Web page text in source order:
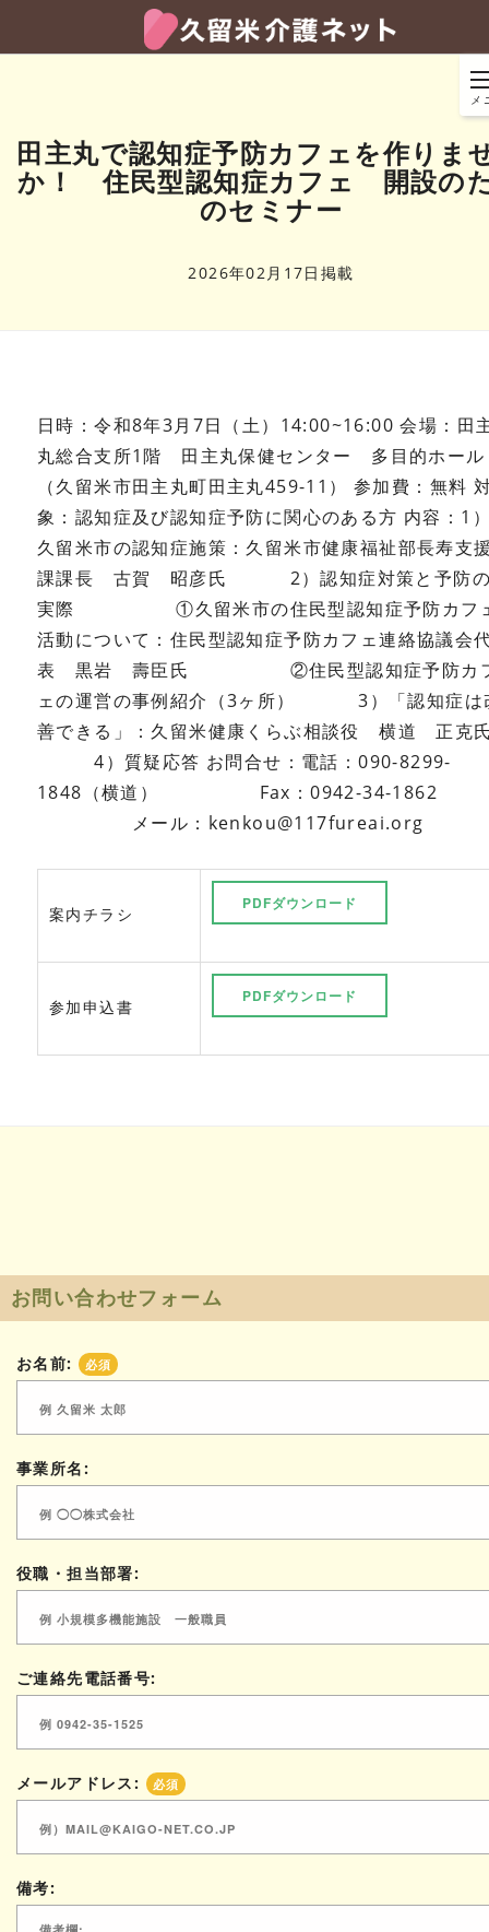
メ
田主丸で認知症予防カフェを作りま
か！ 住民型認知症カフェ 開設の
のセミナー
2026年02月17日掲載
日時：令和8年3月7日（土）14:00~16:00会場：田
丸総合支所1階 田主丸保健センター 多目的ホール
（久留米市田主丸町田主丸459-11） 参加費：無料
象：認知症及び認知症予防に関心のある方 内容：1
久留米市の認知症施策：久留米市健康福祉部長寿支
課課長 古賀 昭彦氏
2）認知症対策と予防
実際
①久留米市の住民型認知症予防カフ
活動について：住民型認知症予防カフェ連絡協議会
表 黒岩 壽臣氏
②住民型認知症予防カ
ェの運営の事例紹介（3ヶ所）
3）「認知症は
善できる」：久留米健康くらぶ相談役 横道 正克
4）質疑応答 お問合せ：電話：090-8299-
1848（横道）
Fax：0942-34-1862
メール：kenkou@117fureai.org
案内チラシ
PDFダウンロード
参加申込書
PDFダウンロード
お問い合わせフォーム
お名前: 必須
事業所名:
役職・担当部署:
ご連絡先電話番号:
メールアドレス: 必須
備考: